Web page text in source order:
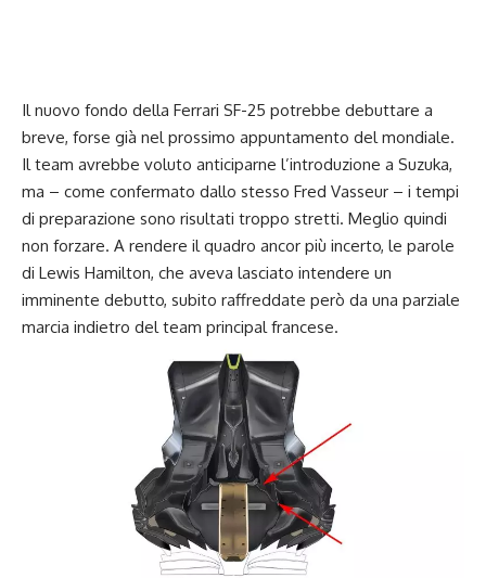
Il nuovo fondo della Ferrari SF-25 potrebbe debuttare a
breve, forse già nel prossimo appuntamento del mondiale.
Il team avrebbe voluto anticiparne l’introduzione a Suzuka,
ma – come confermato dallo stesso Fred Vasseur – i tempi
di preparazione sono risultati troppo stretti. Meglio quindi
non forzare. A rendere il quadro ancor più incerto, le parole
di Lewis Hamilton, che aveva lasciato intendere un
imminente debutto, subito raffreddate però da una parziale
marcia indietro del team principal francese.